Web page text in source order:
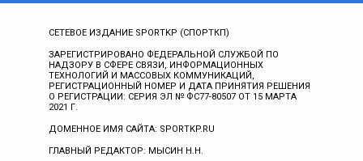
СЕТЕВОЕ ИЗДАНИЕ SPORTKP (СПОРТКП)
ЗАРЕГИСТРИРОВАНО ФЕДЕРАЛЬНОЙ СЛУЖБОЙ ПО
НАДЗОРУ В СФЕРЕ СВЯЗИ, ИНФОРМАЦИОННЫХ
ТЕХНОЛОГИЙ И МАССОВЫХ КОММУНИКАЦИЙ,
РЕГИСТРАЦИОННЫЙ НОМЕР И ДАТА ПРИНЯТИЯ РЕШЕНИЯ
О РЕГИСТРАЦИИ: СЕРИЯ ЭЛ № ФС77-80507 ОТ 15 МАРТА
2021 Г.
ДОМЕННОЕ ИМЯ САЙТА: SPORTKP.RU
ГЛАВНЫЙ РЕДАКТОР: МЫСИН Н.Н.